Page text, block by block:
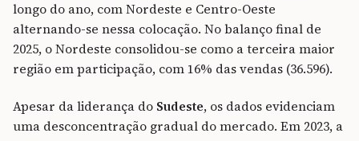
longo do ano, com Nordeste e Centro-Oeste
alternando-se nessa colocação. No balanço final de
2025, o Nordeste consolidou-se como a terceira maior
região em participação, com 16% das vendas (36.596).
Apesar da liderança do Sudeste, os dados evidenciam
uma desconcentração gradual do mercado. Em 2023, a